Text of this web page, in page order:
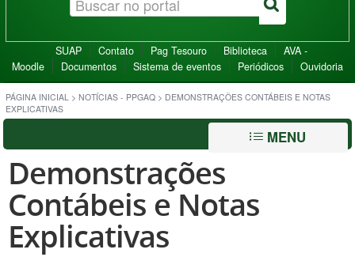
SUAP Contato Pag Tesouro Biblioteca
AVA -
Moodle
Documentos Sistema de eventos Periódicos Ouvidoria
PÁGINA INICIAL > NOTÍCIAS - PPGAQ > DEMONSTRAÇÕES CONTÁBEIS E NOTAS
EXPLICATIVAS
MENU
Demonstrações
Contábeis e Notas
Explicativas